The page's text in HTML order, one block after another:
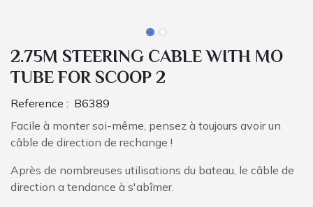
2.75M STEERING CABLE WITH MO
TUBE FOR SCOOP 2
Reference : B6389
Facile à monter soi-même, pensez à toujours avoir un
câble de direction de rechange !
Après de nombreuses utilisations du bateau, le câble de
direction a tendance à s'abîmer.